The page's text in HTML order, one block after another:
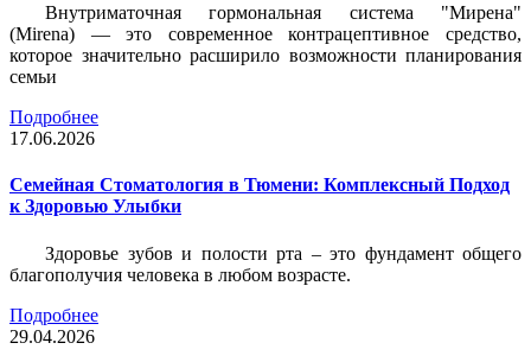
Внутриматочная гормональная система "Мирена"
(Mirena) — это современное контрацептивное средство,
которое значительно расширило возможности планирования
семьи
Подробнее
17.06.2026
Семейная Стоматология в Тюмени: Комплексный Подход
к Здоровью Улыбки
Здоровье зубов и полости рта – это фундамент общего
благополучия человека в любом возрасте.
Подробнее
29.04.2026